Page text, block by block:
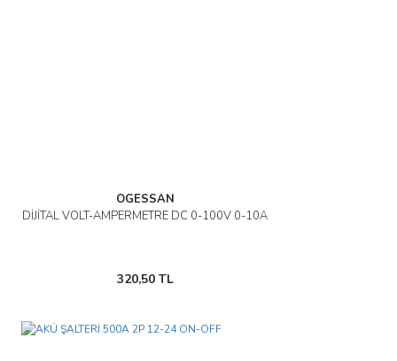
OGESSAN
DİJİTAL VOLT-AMPERMETRE DC 0-100V 0-10A
320,50 TL